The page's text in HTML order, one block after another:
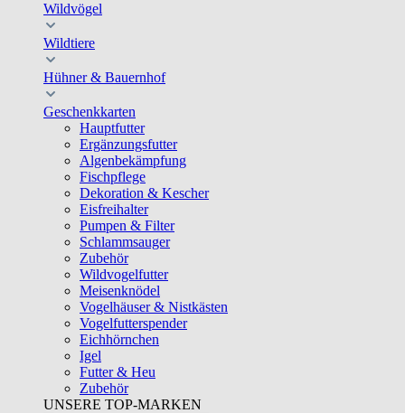
Wildvögel
Wildtiere
Hühner & Bauernhof
Geschenkkarten
Hauptfutter
Ergänzungsfutter
Algenbekämpfung
Fischpflege
Dekoration & Kescher
Eisfreihalter
Pumpen & Filter
Schlammsauger
Zubehör
Wildvogelfutter
Meisenknödel
Vogelhäuser & Nistkästen
Vogelfutterspender
Eichhörnchen
Igel
Futter & Heu
Zubehör
UNSERE TOP-MARKEN